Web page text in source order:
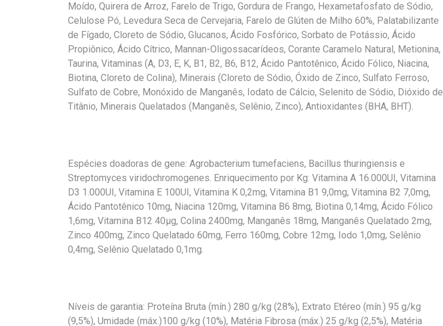
Moído, Quirera de Arroz, Farelo de Trigo, Gordura de Frango, Hexametafosfato de Sódio,
Celulose Pó, Levedura Seca de Cervejaria, Farelo de Glúten de Milho 60%, Palatabilizante
de Fígado, Cloreto de Sódio, Glucanos, Ácido Fosfórico, Sorbato de Potássio, Ácido
Propiônico, Ácido Cítrico, Mannan-Oligossacarídeos, Corante Caramelo Natural, Metionina,
Taurina, Vitaminas (A, D3, E, K, B1, B2, B6, B12, Ácido Pantotênico, Ácido Fólico, Niacina,
Biotina, Cloreto de Colina), Minerais (Cloreto de Sódio, Óxido de Zinco, Sulfato Ferroso,
Sulfato de Cobre, Monóxido de Manganês, Iodato de Cálcio, Selenito de Sódio, Dióxido de
Titânio, Minerais Quelatados (Manganês, Selênio, Zinco), Antioxidantes (BHA, BHT).
Espécies doadoras de gene: Agrobacterium tumefaciens, Bacillus thuringiensis e
Streptomyces viridochromogenes. Enriquecimento por Kg: Vitamina A 16.000UI, Vitamina
D3 1.000UI, Vitamina E 100UI, Vitamina K 0,2mg, Vitamina B1 9,0mg, Vitamina B2 7,0mg,
Ácido Pantotênico 10mg, Niacina 120mg, Vitamina B6 8mg, Biotina 0,14mg, Ácido Fólico
1,6mg, Vitamina B12 40µg, Colina 2400mg, Manganês 18mg, Manganês Quelatado 2mg,
Zinco 400mg, Zinco Quelatado 60mg, Ferro 160mg, Cobre 12mg, Iodo 1,0mg, Selênio
0,4mg, Selênio Quelatado 0,1mg.
Níveis de garantia: Proteína Bruta (mín.) 280 g/kg (28%), Extrato Etéreo (mín.) 95 g/kg
(9,5%), Umidade (máx.)100 g/kg (10%), Matéria Fibrosa (máx.) 25 g/kg (2,5%), Matéria